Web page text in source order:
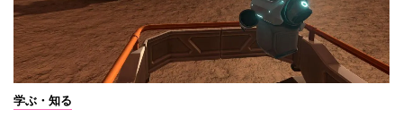
学ぶ・知る